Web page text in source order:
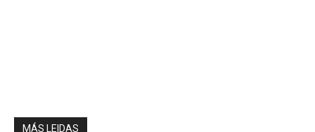
MÁS LEIDAS